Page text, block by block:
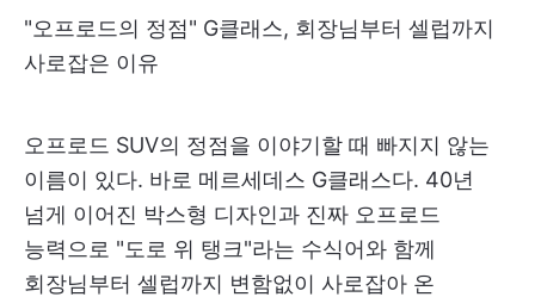
"오프로드의 정점" G클래스, 회장님부터 셀럽까지
사로잡은 이유
오프로드 SUV의 정점을 이야기할 때 빠지지 않는
이름이 있다. 바로 메르세데스 G클래스다. 40년
넘게 이어진 박스형 디자인과 진짜 오프로드
능력으로 "도로 위 탱크"라는 수식어와 함께
회장님부터 셀럽까지 변함없이 사로잡아 온